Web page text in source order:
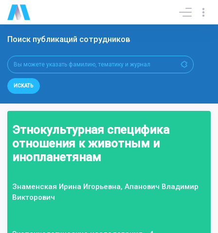
Поиск публикаций сотрудников
ИСКАТЬ
Этнокультурная специфика
отношения к животным и
инопланетянам
Знаменская Ирина Игорьевна, Апанович Владимир
Викторович